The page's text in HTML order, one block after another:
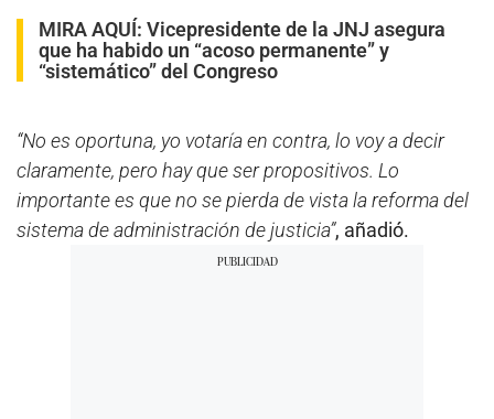
MIRA AQUÍ: Vicepresidente de la JNJ asegura
que ha habido un “acoso permanente” y
“sistemático” del Congreso
“No es oportuna, yo votaría en contra, lo voy a decir
claramente, pero hay que ser propositivos. Lo
importante es que no se pierda de vista la reforma del
sistema de administración de justicia”, añadió.